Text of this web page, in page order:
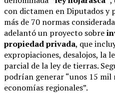
con dictamen en Diputados y
más de 70 normas
adelantó un proyecto sobre
propiedad privada, que
expropiaciones, desalojos, la
parcial de la ley de tierras.
podrían generar “unos 15 mil
economías regionales”.